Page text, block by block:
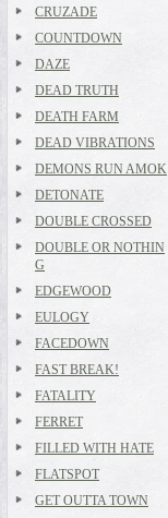
CRUZADE
COUNTDOWN
DAZE
DEAD TRUTH
DEATH FARM
DEAD VIBRATIONS
DEMONS RUN AMOK
DETONATE
DOUBLE CROSSED
DOUBLE OR NOTHIN
G
EDGEWOOD
EULOGY
FACEDOWN
FAST BREAK!
FATALITY
FERRET
FILLED WITH HATE
FLATSPOT
GET OUTTA TOWN